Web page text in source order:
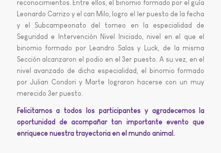
reconocimientos. Entre ellos, el binomio formado por el guía
Leonardo Carrizo y el can Milo, logro el 1er puesto de la fecha
y el Subcampeonato del torneo en la especialidad de
Seguridad e Intervención Nivel Iniciado, nivel en el que el
binomio formado por Leandro Salas y Luck, de la misma
Sección alcanzaron el podio en el 3er puesto. A su vez, en el
nivel avanzado de dicha especialidad, el binomio formado
por Julian Condori y Marte lograron hacerse con un muy
merecido 3er puesto.
Felicitamos a todos los participantes y agradecemos la
oportunidad de acompañar tan importante evento que
enriquece nuestra trayectoria en el mundo animal.